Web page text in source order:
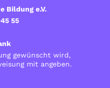
Bildung e.V.
55
gewünscht wird,
mit angeben.